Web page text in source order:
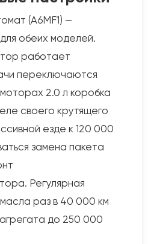
(A6MF1) —
обеих моделей.
работает
переключаются
2.0 л коробка
своего крутящего
езде к 120 000
замена пакета
Регулярная
раз в 40 000 км
до 250 000